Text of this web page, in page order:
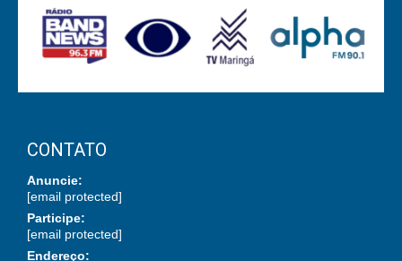
CONTATO
Anuncie:
[email protected]
Participe:
[email protected]
Endereço: